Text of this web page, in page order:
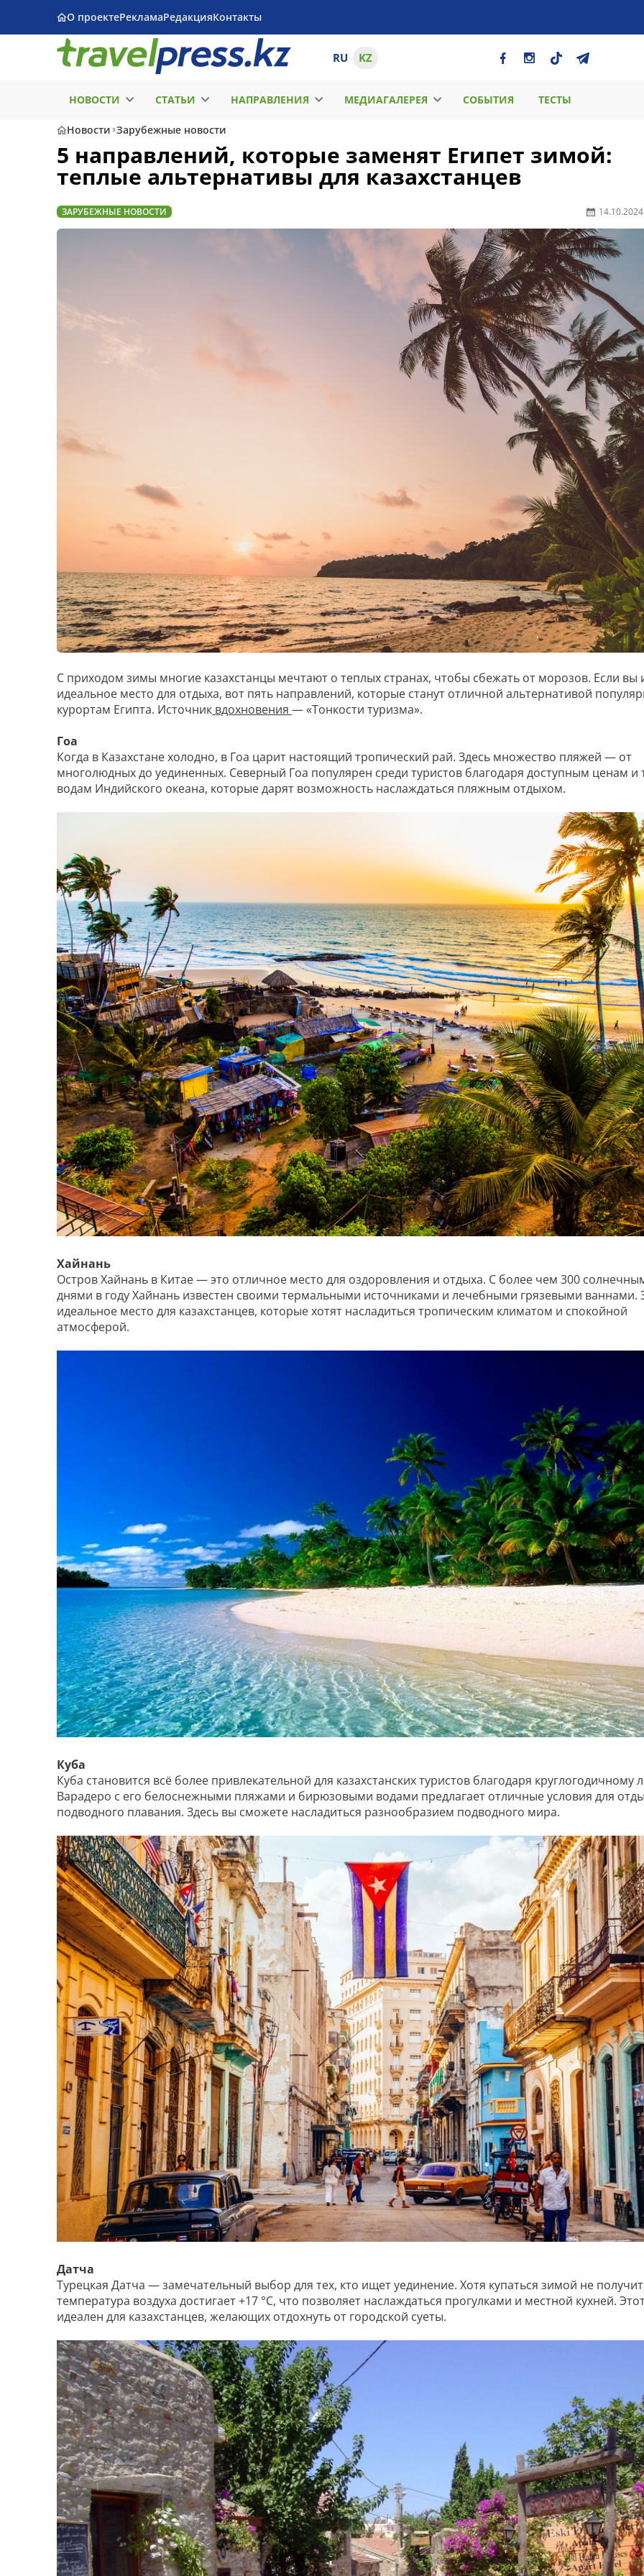
О проектеРекламаРедакцияКонтакты
RU KZ
НОВОСТИ СТАТЬИ НАПРАВЛЕНИЯ МЕДИАГАЛЕРЕЯ СОБЫТИЯ ТЕСТЫ
Новости Зарубежные новости
5 направлений, которые заменят Египет зимой:
теплые альтернативы для казахстанцев
ЗАРУБЕЖНЫЕ НОВОСТИ 14.10.2024
С приходом зимы многие казахстанцы мечтают о теплых странах, чтобы сбежать от морозов. Если вы
идеальное место для отдыха, вот пять направлений, которые станут отличной альтернативой
курортам Египта. Источник вдохновения — «Тонкости туризма».
Гоа
Когда в Казахстане холодно, в Гоа царит настоящий тропический рай. Здесь множество пляжей — от
многолюдных до уединенных. Северный Гоа популярен среди туристов благодаря доступным ценам и
водам Индийского океана, которые дарят возможность наслаждаться пляжным отдыхом.
Хайнань
Остров Хайнань в Китае — это отличное место для оздоровления и отдыха. С более чем 300
днями в году Хайнань известен своими термальными источниками и лечебными грязевыми ваннами.
идеальное место для казахстанцев, которые хотят насладиться тропическим климатом и спокойной
атмосферой.
Куба
Куба становится всё более привлекательной для казахстанских туристов благодаря круглогодичному
Варадеро с его белоснежными пляжами и бирюзовыми водами предлагает отличные условия для
подводного плавания. Здесь вы сможете насладиться разнообразием подводного мира.
Датча
Турецкая Датча — замечательный выбор для тех, кто ищет уединение. Хотя купаться зимой не
температура воздуха достигает +17 °C, что позволяет наслаждаться прогулками и местной кухней.
идеален для казахстанцев, желающих отдохнуть от городской суеты.